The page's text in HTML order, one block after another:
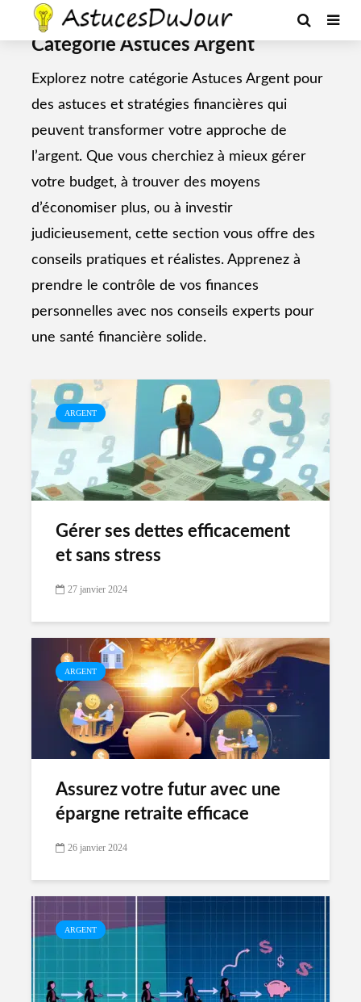
--Ads--
Catégorie Astuces Argent
Explorez notre catégorie Astuces Argent pour
des astuces et stratégies financières qui
peuvent transformer votre approche de
l’argent. Que vous cherchiez à mieux gérer
votre budget, à trouver des moyens
d’économiser plus, ou à investir
judicieusement, cette section vous offre des
conseils pratiques et réalistes. Apprenez à
prendre le contrôle de vos finances
personnelles avec nos conseils experts pour
une santé financière solide.
ARGENT
Gérer ses dettes efficacement
et sans stress
27 janvier 2024
ARGENT
Assurez votre futur avec une
épargne retraite efficace
26 janvier 2024
ARGENT